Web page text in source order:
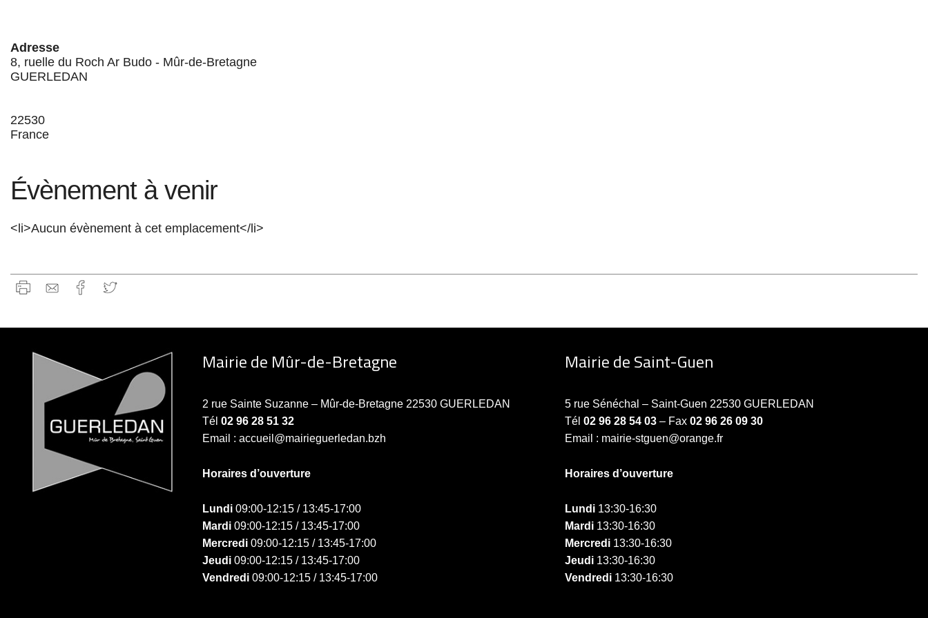
Adresse
8, ruelle du Roch Ar Budo - Mûr-de-Bretagne
GUERLEDAN
22530
France
Évènement à venir
<li>Aucun évènement à cet emplacement</li>
Mairie de Mûr-de-Bretagne
2 rue Sainte Suzanne – Mûr-de-Bretagne 22530 GUERLEDAN
Tél 02 96 28 51 32
Email : accueil@mairieguerledan.bzh
Horaires d’ouverture
Lundi09:00-12:15 / 13:45-17:00
Mardi09:00-12:15 / 13:45-17:00
Mercredi09:00-12:15 / 13:45-17:00
Jeudi09:00-12:15 / 13:45-17:00
Vendredi09:00-12:15 / 13:45-17:00
Mairie de Saint-Guen
5 rue Sénéchal – Saint-Guen 22530 GUERLEDAN
Tél02 96 28 54 03 – Fax02 96 26 09 30
Email : mairie-stguen@orange.fr
Horaires d’ouverture
Lundi 13:30-16:30
Mardi 13:30-16:30
Mercredi 13:30-16:30
Jeudi 13:30-16:30
Vendredi 13:30-16:30